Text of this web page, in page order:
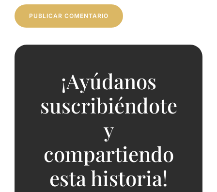
¡Ayúdanos
suscribiéndote
y
compartiendo
esta historia!